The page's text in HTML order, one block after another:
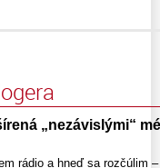
„nezávislými“
rádio a hneď sa rozčúlim